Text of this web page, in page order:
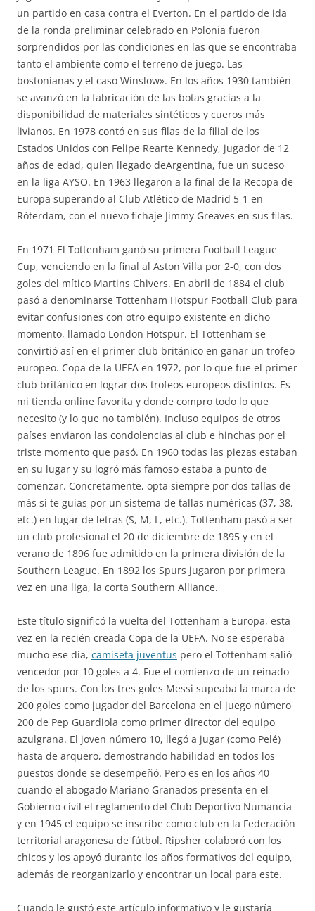
un partido en casa contra el Everton. En el partido de ida
de la ronda preliminar celebrado en Polonia fueron
sorprendidos por las condiciones en las que se encontraba
tanto el ambiente como el terreno de juego. Las
bostonianas y el caso Winslow». En los años 1930 también
se avanzó en la fabricación de las botas gracias a la
disponibilidad de materiales sintéticos y cueros más
livianos. En 1978 contó en sus filas de la filial de los
Estados Unidos con Felipe Rearte Kennedy, jugador de 12
años de edad, quien llegado deArgentina, fue un suceso
en la liga AYSO. En 1963 llegaron a la final de la Recopa de
Europa superando al Club Atlético de Madrid 5-1 en
Róterdam, con el nuevo fichaje Jimmy Greaves en sus filas.
En 1971 El Tottenham ganó su primera Football League
Cup, venciendo en la final al Aston Villa por 2-0, con dos
goles del mítico Martins Chivers. En abril de 1884 el club
pasó a denominarse Tottenham Hotspur Football Club para
evitar confusiones con otro equipo existente en dicho
momento, llamado London Hotspur. El Tottenham se
convirtió así en el primer club británico en ganar un trofeo
europeo. Copa de la UEFA en 1972, por lo que fue el primer
club británico en lograr dos trofeos europeos distintos. Es
mi tienda online favorita y donde compro todo lo que
necesito (y lo que no también). Incluso equipos de otros
países enviaron las condolencias al club e hinchas por el
triste momento que pasó. En 1960 todas las piezas estaban
en su lugar y su logró más famoso estaba a punto de
comenzar. Concretamente, opta siempre por dos tallas de
más si te guías por un sistema de tallas numéricas (37, 38,
etc.) en lugar de letras (S, M, L, etc.). Tottenham pasó a ser
un club profesional el 20 de diciembre de 1895 y en el
verano de 1896 fue admitido en la primera división de la
Southern League. En 1892 los Spurs jugaron por primera
vez en una liga, la corta Southern Alliance.
Este título significó la vuelta del Tottenham a Europa, esta
vez en la recién creada Copa de la UEFA. No se esperaba
mucho ese día, camiseta juventus pero el Tottenham salió
vencedor por 10 goles a 4. Fue el comienzo de un reinado
de los spurs. Con los tres goles Messi supeaba la marca de
200 goles como jugador del Barcelona en el juego número
200 de Pep Guardiola como primer director del equipo
azulgrana. El joven número 10, llegó a jugar (como Pelé)
hasta de arquero, demostrando habilidad en todos los
puestos donde se desempeñó. Pero es en los años 40
cuando el abogado Mariano Granados presenta en el
Gobierno civil el reglamento del Club Deportivo Numancia
y en 1945 el equipo se inscribe como club en la Federación
territorial aragonesa de fútbol. Ripsher colaboró con los
chicos y los apoyó durante los años formativos del equipo,
además de reorganizarlo y encontrar un local para este.
Cuando le gustó este artículo informativo y le gustaría